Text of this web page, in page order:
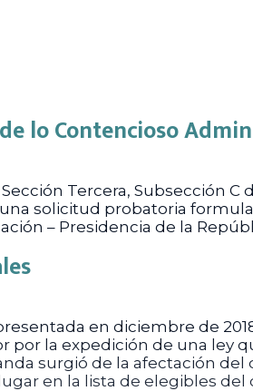
lo Contencioso
Tercera, Subsección
solicitud probatoria
– Presidencia de la
en diciembre de
la expedición de una ley
surgió de la afectación
en la lista de elegibles del